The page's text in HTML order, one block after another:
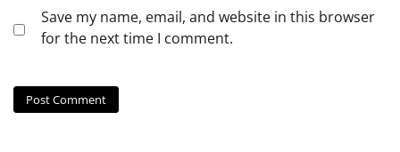
Save my name, email, and website in this browser
for the next time I comment.